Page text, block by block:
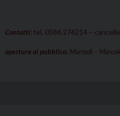
Contatti: tel. 0586 276214 –
apertura al pubblico: Martedì –